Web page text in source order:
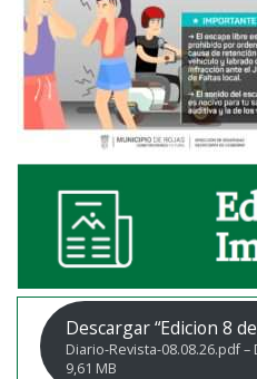
Descargar “Edicion 8
Diario-Revista-08.08.26.pdf
9,61 MB